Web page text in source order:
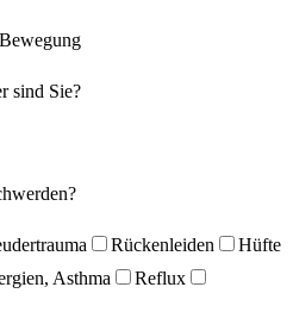
sind Sie?
Rückenleiden
Hüfte
Asthma
Reflux